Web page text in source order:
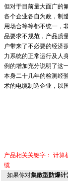
但对于目前量大面广的
各个企业各自为政，制
用场合等等都不统一，
品要求不规范，产品质
户带来了不必要的经济
力系统的正常运行及人
例的增加充分说明了这
本身二十几年的检测经
术的电缆制造企业，以
产品相关关键字： 计算
缆
如果你对集散型防爆计